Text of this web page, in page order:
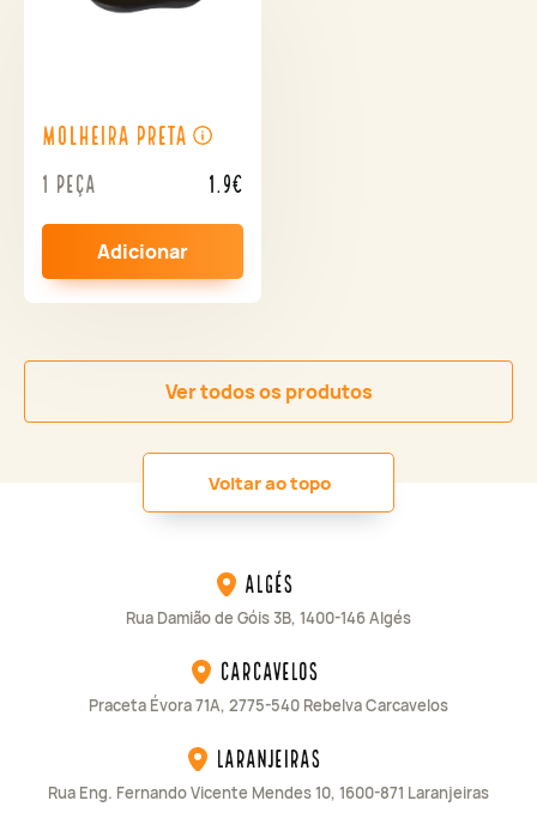
Molheira Preta
1 peça 1.9€
Adicionar
Ver todos os produtos
Voltar ao topo
Algés
Rua Damião de Góis 3B, 1400-146 Algés
Carcavelos
Praceta Évora 71A, 2775-540 Rebelva Carcavelos
Laranjeiras
Rua Eng. Fernando Vicente Mendes 10, 1600-871 Laranjeiras